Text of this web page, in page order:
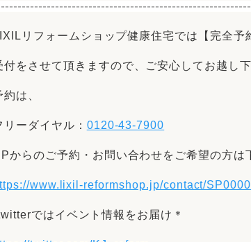
リフォームショップ健康住宅では【完全予
付をさせて頂きますので、ご安心してお越し下
約は、
リーダイヤル： 0120-43-7900
からのご予約・お問い合わせをご希望の方は
www.lixil-reformshop.jp/contact/
ではイベント情報をお届け＊